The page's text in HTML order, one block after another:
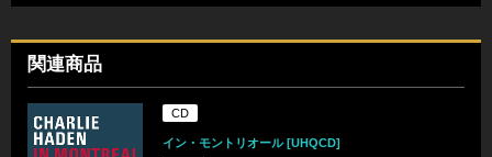
関連商品
CD
イン・モントリオール [UHQCD]